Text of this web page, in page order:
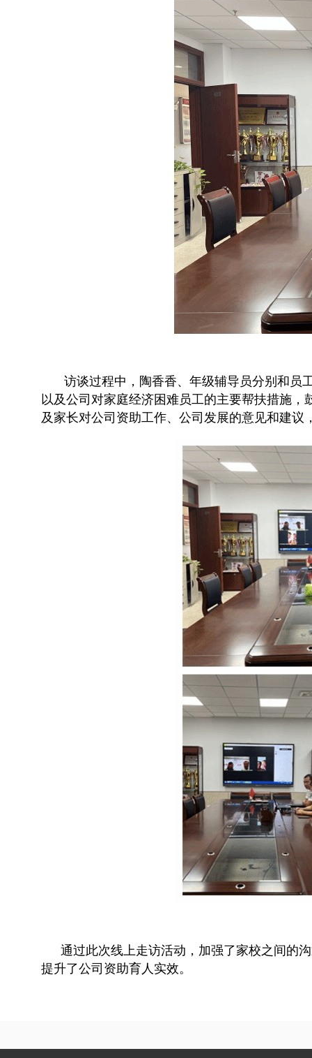
访谈过程中，陶香香、年级辅导员分别和员
以及公司对家庭经济困难员工的主要帮扶措施
及家长对公司资助工作、公司发展的意见和建议
通过此次线上走访活动，加强了家校之间的
提升了公司资助育人实效。